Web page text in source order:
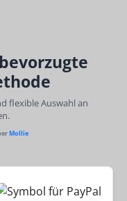
flexible Auswahl an
Mollie